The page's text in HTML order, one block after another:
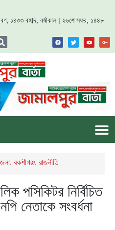
১৪৩৩ বঙ্গাব্দ, বর্ষাকাল | ২৬শে সফর, ১৪৪৮
, বকশীগঞ্জ, রাজনীতি
পসিকিটর নির্বিচিত
নেতাকে সংবর্ধনা